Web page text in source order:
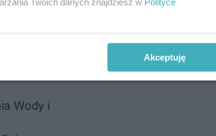
której członkowie
swoje
Wody i
Akceptuję